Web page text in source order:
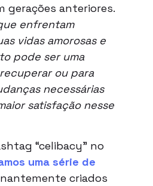
gerações anteriores.
enfrentam
vidas amorosas e
pode ser uma
ou para
necessárias
satisfação nesse
“celibacy” no
uma série de
criados